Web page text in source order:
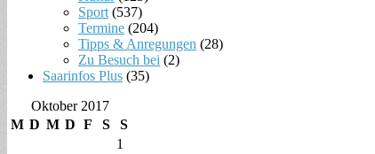
Sport (537)
Termine (204)
Tipps & Anregungen (28)
Zu Besuch bei (2)
Saarinfos Plus (35)
Oktober 2017
M D M D F S S
1